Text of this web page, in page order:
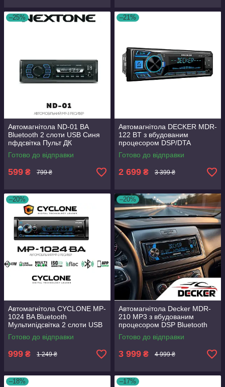
–25%
Автомагнітола ND-01 BA
Bluetooth 2 слоти USB Синя
пфдсвітка Пульт ДК
можливістю керуванням
через мобільний додаток
Готово до відправки
599 ₴ 799 ₴
–21%
Автомагнітола DECKER MDR-
122 BT з вбудованим
процесором DSP/DTA
Bluetooth Мультипідсвітка
2USB
Готово до відправки
2 699 ₴ 3 399 ₴
–20%
Автомагнітола CYCLONE MP-
1024 BA Bluetooth
Мультипідсвітка 2 слоти USB
Пульт ДК потужність 4х45 Вт
2 лінійні стереовиходи
Готово до відправки
999 ₴ 1 249 ₴
–20%
Автомагнітола Decker MDR-
210 MP3 з вбудованим
процесором DSP Bluetooth
Мультипідсвітка USB
Потужність 4 х 95Вт
Готово до відправки
3 999 ₴ 4 999 ₴
–18% –17%